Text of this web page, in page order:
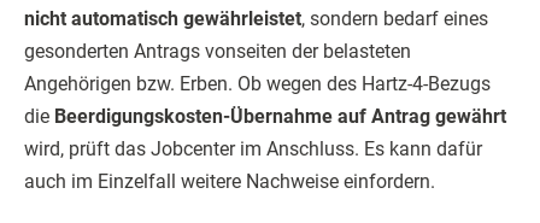
nicht automatisch gewährleistet, sondern bedarf eines
gesonderten Antrags vonseiten der belasteten
Angehörigen bzw. Erben. Ob wegen des Hartz-4-Bezugs
die Beerdigungskosten-Übernahme auf Antrag gewährt
wird, prüft das Jobcenter im Anschluss. Es kann dafür
auch im Einzelfall weitere Nachweise einfordern.